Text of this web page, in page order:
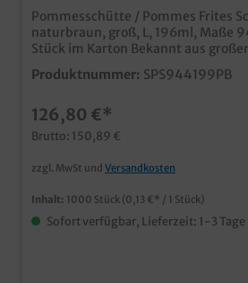
Pommesschütte / Pommes Frites
naturbraun, groß, L, 196ml, Maße
Stück im Karton Bekannt aus großen Fastfood Ketten
für eine große Portion Pommes cooler Ökolook in
naturbraun Made in Germany schon ab 25.000 Stück
Produktnummer: SPS944199PB
126,80 €*
Brutto: 150,89 €
zzgl. MwSt und Versandkosten
Inhalt: 1000 Stück (0,13 €* / 1 Stück)
Sofort verfügbar, Lieferzeit: 1-3 Tage